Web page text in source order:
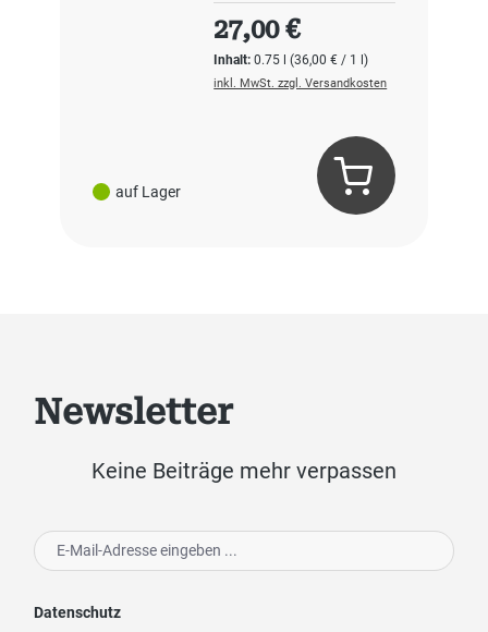
auf Lager
Inhalt:0.75 l(36,00 € / 1 l)
Regulärer Preis:
27,00 €
inkl. MwSt. zzgl. Versandkosten
Newsletter
Keine Beiträge mehr verpassen
Datenschutz